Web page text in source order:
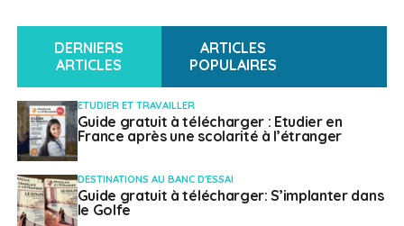
le plus grand défi pour assurer la sécurité des
voyageurs jusqu’à devenir un enjeu majeur, avec une
hausse de 10 points de pourcentage. Viennent ensuite :
Avoir confirmation que les collaborateurs ont
consulté les informations en amont du voyage
(44%) ;
Suivre les déplacements des collaborateurs
DERNIERS
ARTICLES
ARTICLES
POPULAIRES
ETUDIER ET TRAVAILLER
Guide gratuit à télécharger : Etudier en
France après une scolarité à l’étranger
DESTINATIONS AU BANC D'ESSAI
Guide gratuit à télécharger: S’implanter dans
le Golfe